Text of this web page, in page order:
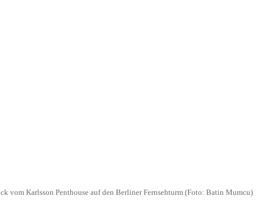
vom Karlsson Penthouse auf den Berliner Fernsehturm (Foto: Batin Mumcu)